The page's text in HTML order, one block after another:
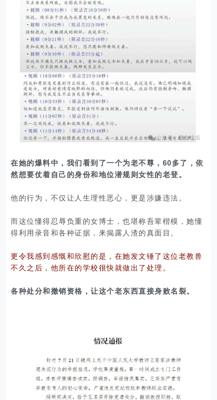
在她的爆料中，我们看到了一个为老不尊，60多了，依
然想要仗着自己的身份和地位潜规则女性的老登。
他的行为，不仅让人生理性恶心，更是涉嫌违法。
而这位懂得忍辱负重的女博士，也堪称吾辈楷模，她懂
得利用录音和各种证据，来揭露人渣的真面目。
更令我感到感慨和欣慰的是，在她发文锤了这位老教兽
不久之后，他所在的学校很快就做出了处理。
各种处分和撤销资格，让这个老东西直接身败名裂。